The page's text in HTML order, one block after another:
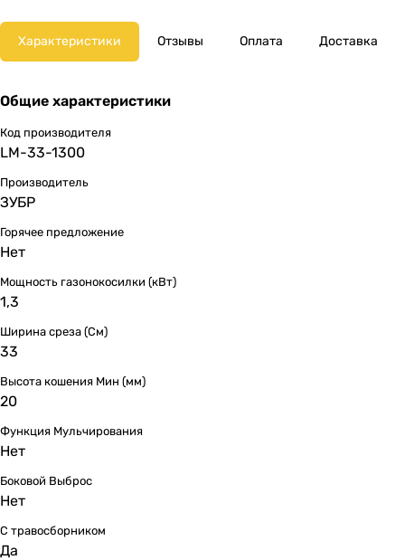
Характеристики Отзывы Оплата Доставка
Общие характеристики
Код производителя
LM-33-1300
Производитель
ЗУБР
Горячее предложение
Нет
Мощность газонокосилки (кВт)
1,3
Ширина среза (См)
33
Высота кошения Мин (мм)
20
Функция Мульчирования
Нет
Боковой Выброс
Нет
С травосборником
Да